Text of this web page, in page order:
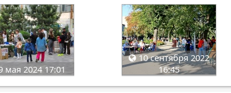
мая 2024 17:01
10 сентября 2022
16:45